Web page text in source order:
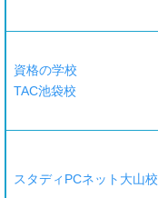
資格の学校
TAC池袋校
スタディPCネット大山校